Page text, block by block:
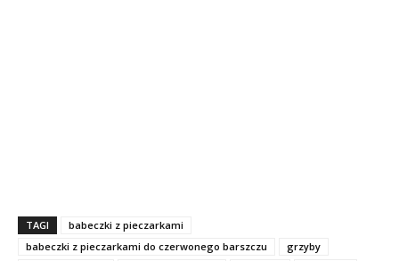
TAGI
babeczki z pieczarkami
babeczki z pieczarkami do czerwonego barszczu
grzyby